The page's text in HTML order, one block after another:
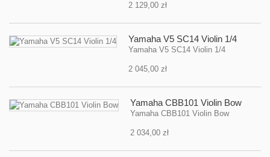
2 129,00 zł
Yamaha V5 SC14 Violin 1/4
Yamaha V5 SC14 Violin 1/4
2 045,00 zł
Yamaha CBB101 Violin Bow
Yamaha CBB101 Violin Bow
2 034,00 zł